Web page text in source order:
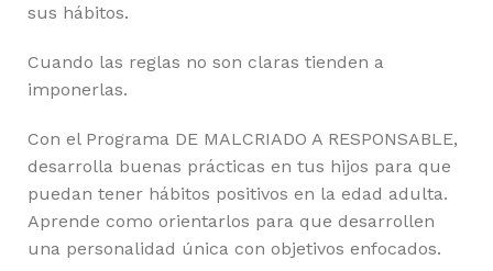
sus hábitos.
Cuando las reglas no son claras tienden a
imponerlas.
Con el Programa DE MALCRIADO A RESPONSABLE,
desarrolla buenas prácticas en tus hijos para que
puedan tener hábitos positivos en la edad adulta.
Aprende como orientarlos para que desarrollen
una personalidad única con objetivos enfocados.